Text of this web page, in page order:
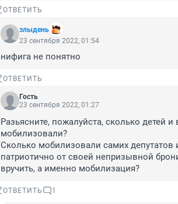
ОТВЕТИТЬ
злыдень
23 сентября 2022, 01:54
нифига не понятно
ОТВЕТИТЬ
Гость
23 сентября 2022, 01:27
Разьясните, пожалуйста, сколько детей
мобилизовали?
Сколько мобилизовали самих депутатов
патриотично от своей непризывной
вручить, а именно мобилизация?
ОТВЕТИТЬ 1